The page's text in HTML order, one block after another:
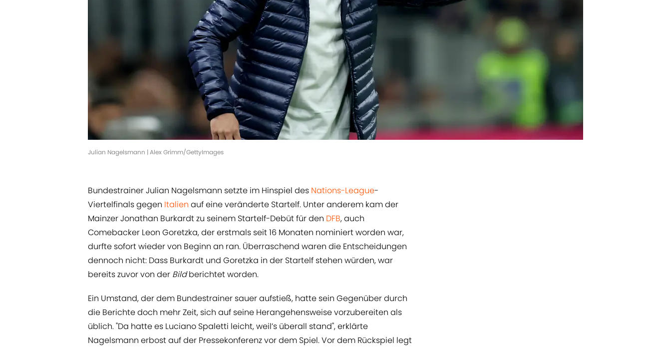
Julian Nagelsmann | Alex Grimm/GettyImages
Bundestrainer Julian Nagelsmann setzte im Hinspiel des Nations-League-
Viertelfinals gegen Italien auf eine veränderte Startelf. Unter anderem kam der
Mainzer Jonathan Burkardt zu seinem Startelf-Debüt für den DFB, auch
Comebacker Leon Goretzka, der erstmals seit 16 Monaten nominiert worden war,
durfte sofort wieder von Beginn an ran. Überraschend waren die Entscheidungen
dennoch nicht: Dass Burkardt und Goretzka in der Startelf stehen würden, war
bereits zuvor von der Bildberichtet worden.
Ein Umstand, der dem Bundestrainer sauer aufstieß, hatte sein Gegenüber durch
die Berichte doch mehr Zeit, sich auf seine Herangehensweise vorzubereiten als
üblich. "Da hatte es Luciano Spaletti leicht, weil’s überall stand", erklärte
Nagelsmann erbost auf der Pressekonferenz vor dem Spiel. Vor dem Rückspiel legt